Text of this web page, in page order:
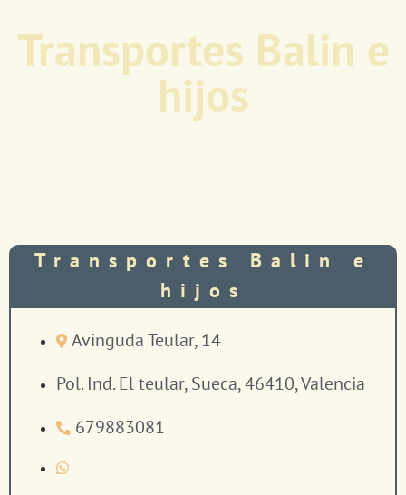
Transportes Balin e
hijos
Transportes Balin e
hijos
Avinguda Teular, 14
Pol. Ind. El teular, Sueca, 46410, Valencia
679883081